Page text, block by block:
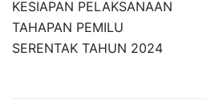
KESIAPAN PELAKSANAAN
TAHAPAN PEMILU
SERENTAK TAHUN 2024